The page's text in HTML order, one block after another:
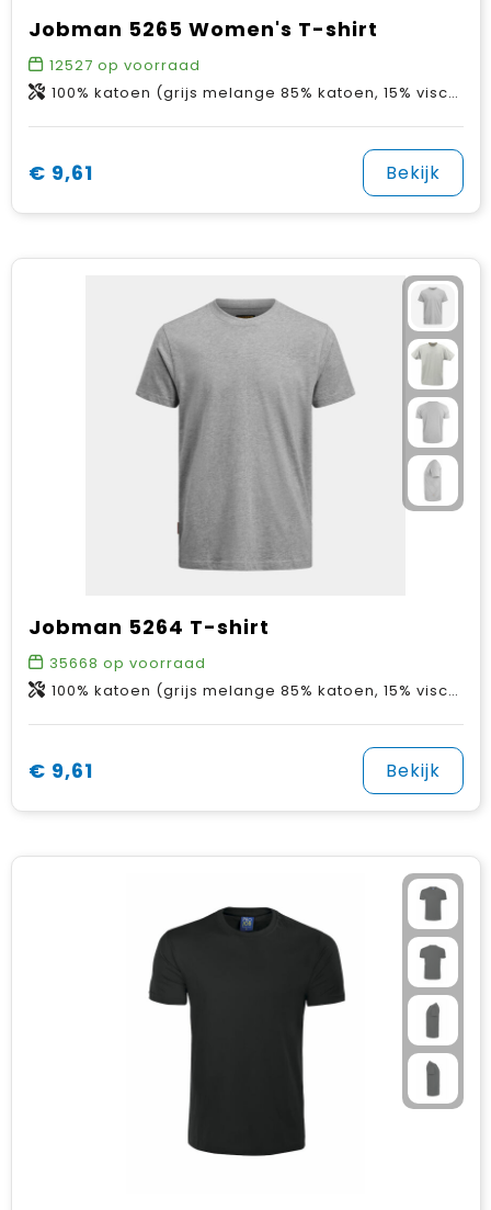
Jobman 5265 Women's T-shirt
12527 op voorraad
100% katoen (grijs melange 85% katoen, 15% viscose)
€ 9,61 Bekijk
Jobman 5264 T-shirt
35668 op voorraad
100% katoen (grijs melange 85% katoen, 15% viscose)
€ 9,61 Bekijk